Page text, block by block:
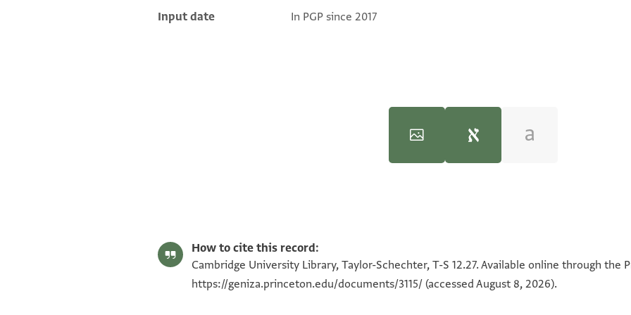
Input date
In PGP since 2017
בר מא ור צדקה המומחה נע
אלחסן כגק מ ור עלי הזקן הנ ישמרו
How to cite this record:
Cambridge University Library, Taylor-Schechter, T-S 12.27. Available online through the
https://geniza.princeton.edu/documents/3115/ (accessed August 8, 2026).